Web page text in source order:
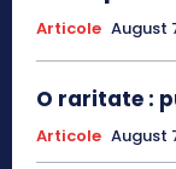
Articole August
O raritate :
Articole August